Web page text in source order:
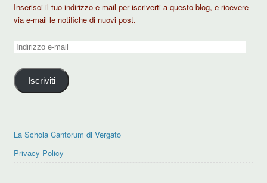
Inserisci il tuo indirizzo e-mail per iscriverti a questo blog, e ricevere
via e-mail le notifiche di nuovi post.
Indirizzo
mail
Iscriviti
La Schola Cantorum di Vergato
Privacy Policy